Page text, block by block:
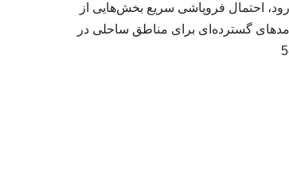
گفته گالج، اگر گرمایش جهانی از ۴ درجه فراتر رود، احتمال فروپاشی سریع بخش‌هایی از
گسترده‌ای برای مناطق ساحلی در